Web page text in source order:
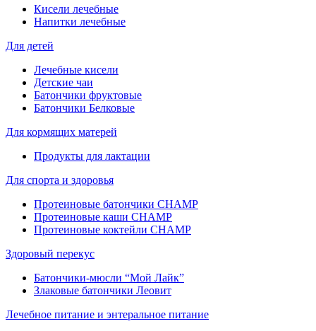
Кисели лечебные
Напитки лечебные
Для детей
Лечебные кисели
Детские чаи
Батончики фруктовые
Батончики Белковые
Для кормящих матерей
Продукты для лактации
Для спорта и здоровья
Протеиновые батончики CHAMP
Протеиновые каши CHAMP
Протеиновые коктейли CHAMP
Здоровый перекус
Батончики-мюсли “Мой Лайк”
Злаковые батончики Леовит
Лечебное питание и энтеральное питание